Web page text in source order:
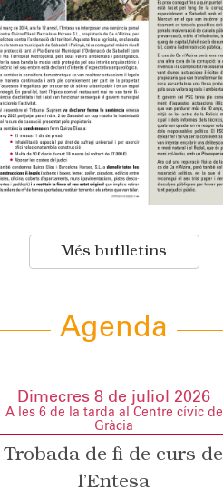
Més butlletins
Agenda
Dimecres 8 de juliol 2026
A les 6 de la tarda al Centre cívic de
Gràcia
Trobada de fi de curs de
l’Entesa